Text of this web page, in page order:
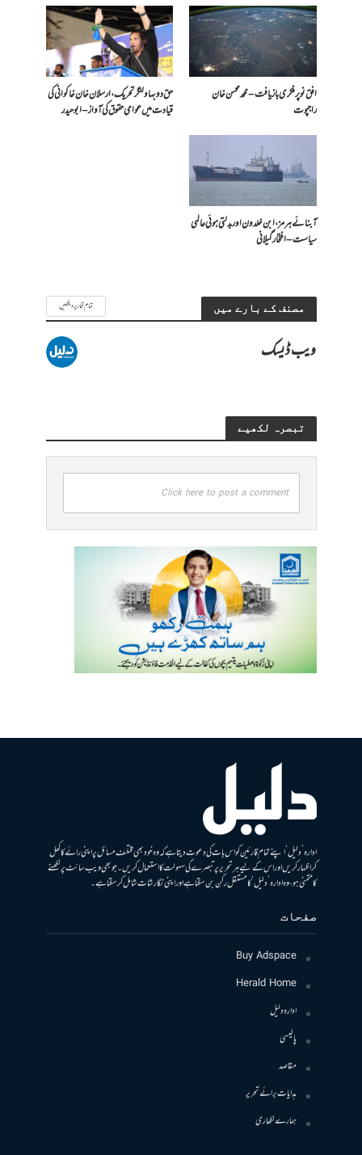
افق نو پر فکری بازیافت – محمد محسن خان
راجپوت
حق دو بہاولنگر تحریک، ارسلان خان خاکوانی کی
قیادت میں عوامی حقوق کی آواز – ابو حیدر
آبنائے ہرمز، ابن خلدون اور بدلتی ہوئی عالمی
سیاست – افتخار گیلانی
مصنف کے بارے میں تمام تحاریر دیکھیں
ویب ڈیسک
تبصرہ لکھیے
Click here to post a comment
ادارہ ’دلیل‘ اپنے تمام قارئین کو اس بات کی دعوت دیتا ہے کہ وہ خود بھی مختلف مسائل پر اپنی رائے کا کھل
کر اظہار کریں اور اس کے لیے ہر تحریر پر تبصرے کی سہولت کا استعمال کریں۔ جو بھی ویب سائٹ پر لکھنے
کا متمنی ہو، وہ ادارہ ’دلیل‘ کا مستقل رکن بن سکتا ہے اور اپنی نگارشات شامل کرسکتا ہے۔
صفحات
Buy Adspace
Herald Home
ادارہ دلیل
پالیسی
مقاصد
ہدایات برائے تحریر
ہمارے لکھاری